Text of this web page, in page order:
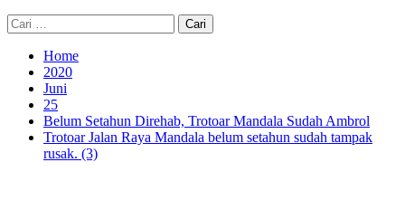
Cari
untuk:
Home
2020
Juni
25
Belum Setahun Direhab, Trotoar Mandala Sudah Ambrol
Trotoar Jalan Raya Mandala belum setahun sudah tampak
rusak. (3)